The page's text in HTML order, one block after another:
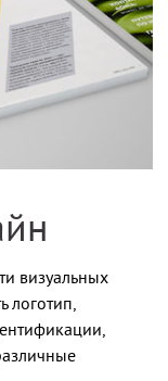
визуальных
логотип,